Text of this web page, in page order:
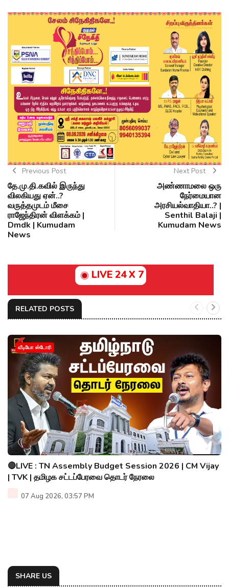
Previous Post
தே.மு.தி.கவில் இருந்து
விலகியது ஏன்..?
வருத்தமுடம் மீசை
ராஜேந்திரன் விளக்கம் |
Dmdk | Kumudam
News
Next Post
அண்ணாமலை ஒரு
நேர்மையான
அரசியல்வாதியா..? |
Senthil Balaji |
Kumudam News
LIVE 24 X 7
RELATED POSTS
வீடியோ ஸ்டோரி
🔴LIVE : TN Assembly Budget Session 2026 | CM Vijay
| TVK | தமிழக சட்டப்பேரவை தொடர் நேரலை
07 Aug 2026, 03:57 PM
SHARE US